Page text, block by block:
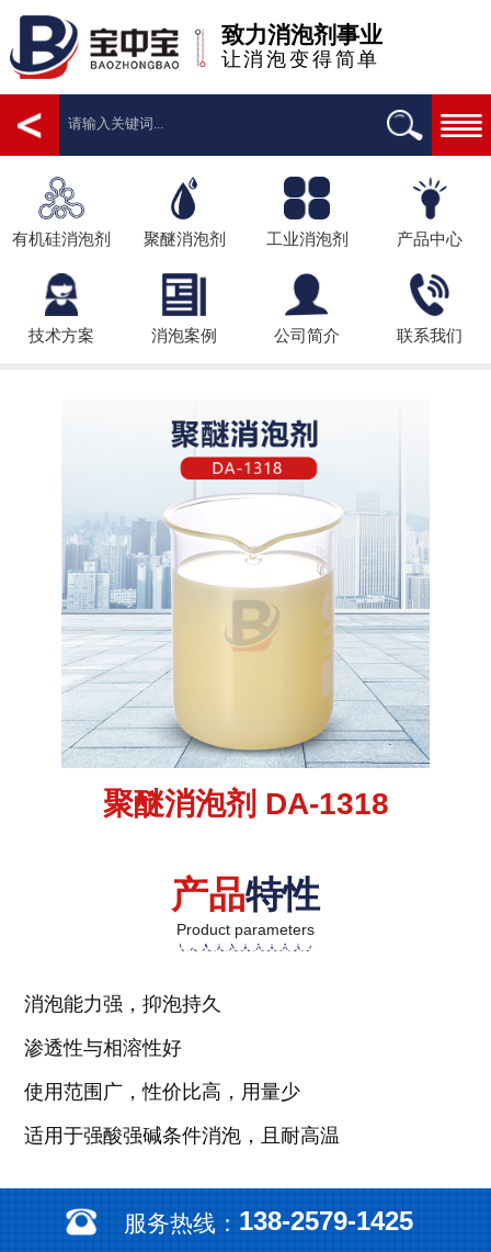
致力消泡剂事业
让消泡变得简单
有机硅消泡剂 聚醚消泡剂 工业消泡剂 产品中心
技术方案 消泡案例 公司简介 联系我们
聚醚消泡剂 DA-1318
产品特性
Product parameters
消泡能力强，抑泡持久
渗透性与相溶性好
使用范围广，性价比高，用量少
适用于强酸强碱条件消泡，且耐高温
服务热线： 138-2579-1425